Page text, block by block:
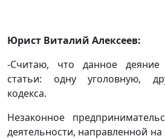
Юрист Виталий Алексеев:
-Считаю, что данное
статьи: одну уголовную,
кодекса.
Незаконное
деятельности, направленной